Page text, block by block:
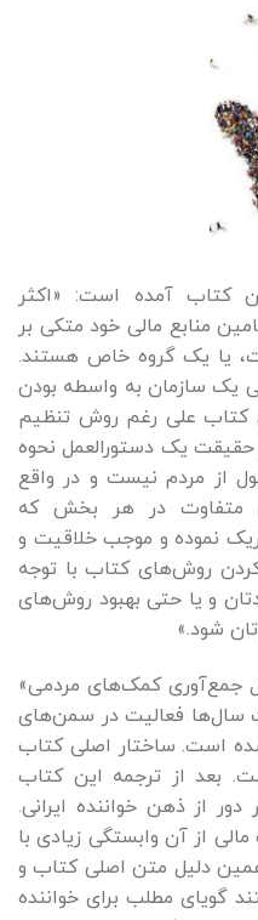
کتاب آمده است: «اکثر
منابع مالی خود متکی بر
یا یک گروه خاص هستند.
یک سازمان به واسطه بودن
کتاب علی رغم روش تنظیم
یک دستورالعمل نحوه
از مردم نیست و در واقع
متفاوت در هر بخش که
نموده و موجب خلاقیت و
روش‌های کتاب با توجه
و یا حتی بهبود روش‌های
شود.»
جمع‌آوری کمک‌های مردمی»‌
سال‌ها فعالیت در سمن‌های
شده است.‌ ساختار اصلی کتاب
بعد از ترجمه این کتاب
از ذهن خواننده ایرانی.‌
از آن وابستگی زیادی با
همین دلیل متن اصلی کتاب و
گویای مطلب برای خواننده